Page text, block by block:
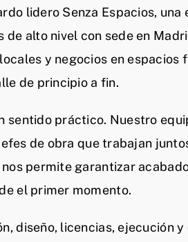
lidero Senza Espacios, una
alto nivel con sede en
y negocios en espacios
de principio a fin.
sentido práctico. Nuestro
de obra que trabajan
permite garantizar
el primer momento.
diseño, licencias, ejecución